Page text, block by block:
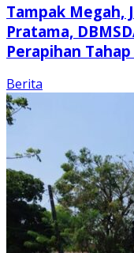
Tampak Megah,
Pratama,
Perapihan
Berita